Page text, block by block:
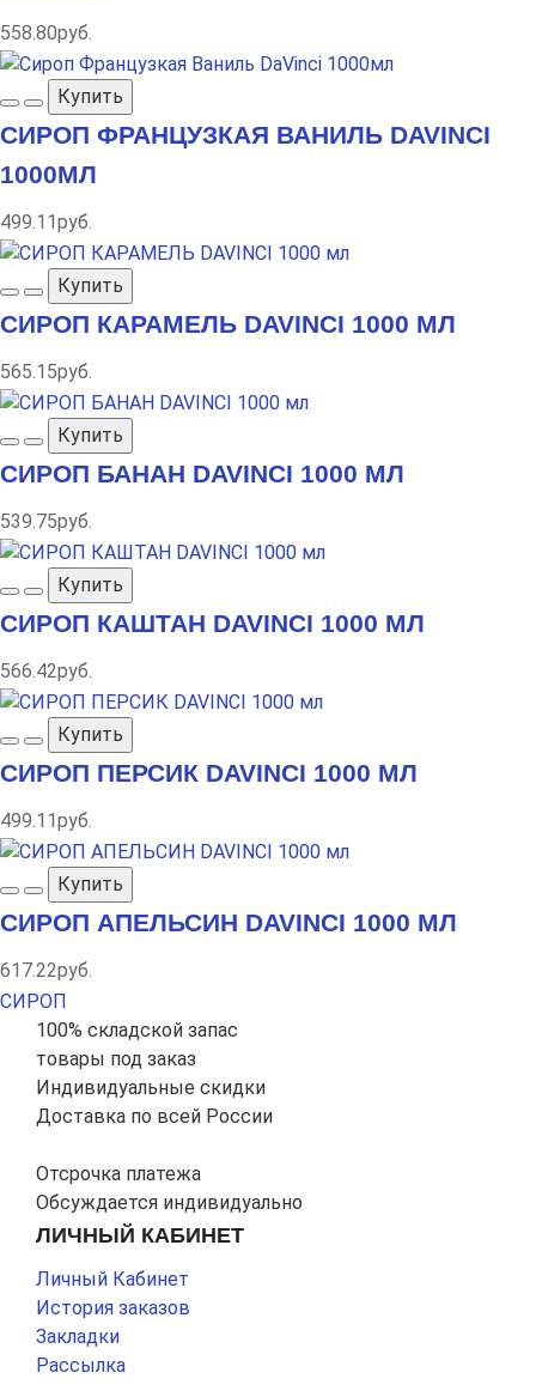
558.80руб.
Купить
СИРОП ФРАНЦУЗКАЯ ВАНИЛЬ DAVINCI
1000МЛ
499.11руб.
Купить
СИРОП КАРАМЕЛЬ DAVINCI 1000 МЛ
565.15руб.
Купить
СИРОП БАНАН DAVINCI 1000 МЛ
539.75руб.
Купить
СИРОП КАШТАН DAVINCI 1000 МЛ
566.42руб.
Купить
СИРОП ПЕРСИК DAVINCI 1000 МЛ
499.11руб.
Купить
СИРОП АПЕЛЬСИН DAVINCI 1000 МЛ
617.22руб.
СИРОП
100% складской запас
товары под заказ
Индивидуальные скидки
Доставка по всей России
Отсрочка платежа
Обсуждается индивидуально
ЛИЧНЫЙ КАБИНЕТ
Личный Кабинет
История заказов
Закладки
Рассылка